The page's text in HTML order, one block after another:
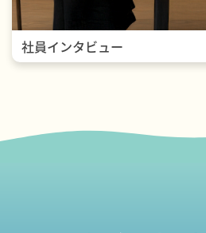
社員インタビュー